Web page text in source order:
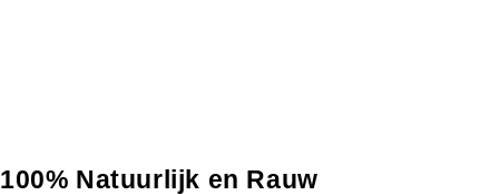
100% Natuurlijk en Rauw